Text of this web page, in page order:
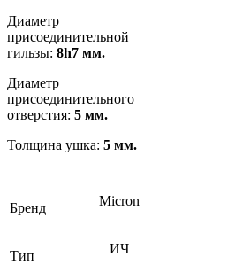
Диаметр
присоединительной
гильзы: 8h7 мм.
Диаметр
присоединительного
отверстия: 5 мм.
Толщина ушка: 5 мм.
Бренд Micron
Тип ИЧ